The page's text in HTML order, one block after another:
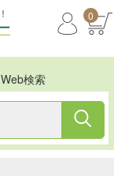
0
Web検索